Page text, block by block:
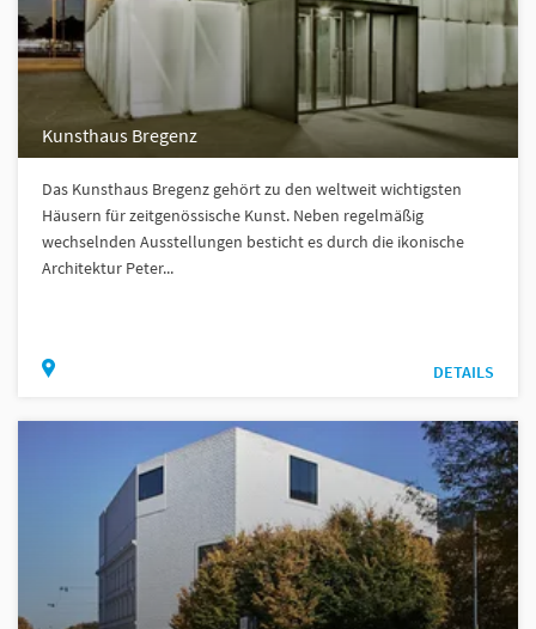
Kunsthaus Bregenz
Das Kunsthaus Bregenz gehört zu den weltweit wichtigsten
Häusern für zeitgenössische Kunst. Neben regelmäßig
wechselnden Ausstellungen besticht es durch die ikonische
Architektur Peter...
DETAILS